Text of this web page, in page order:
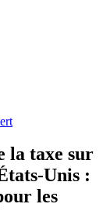
la taxe sur
Unis :
les